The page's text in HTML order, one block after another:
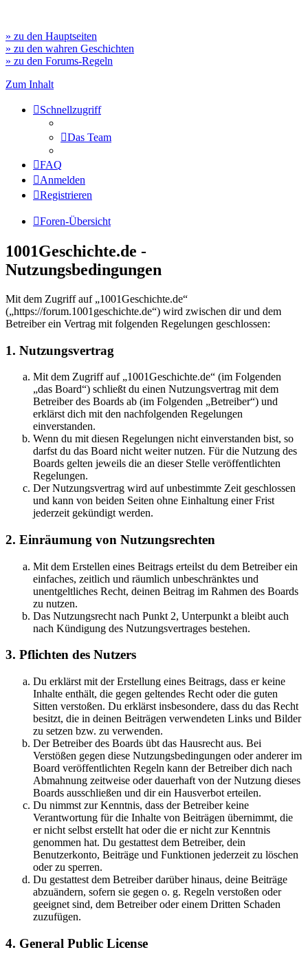
» zu den Hauptseiten
» zu den wahren Geschichten
» zu den Forums-Regeln
Zum Inhalt
Schnellzugriff
Das Team
FAQ
Anmelden
Registrieren
Foren-Übersicht
1001Geschichte.de -
Nutzungsbedingungen
Mit dem Zugriff auf „1001Geschichte.de“
(„https://forum.1001geschichte.de“) wird zwischen dir und dem
Betreiber ein Vertrag mit folgenden Regelungen geschlossen:
1. Nutzungsvertrag
Mit dem Zugriff auf „1001Geschichte.de“ (im Folgenden
„das Board“) schließt du einen Nutzungsvertrag mit dem
Betreiber des Boards ab (im Folgenden „Betreiber“) und
erklärst dich mit den nachfolgenden Regelungen
einverstanden.
Wenn du mit diesen Regelungen nicht einverstanden bist, so
darfst du das Board nicht weiter nutzen. Für die Nutzung des
Boards gelten jeweils die an dieser Stelle veröffentlichten
Regelungen.
Der Nutzungsvertrag wird auf unbestimmte Zeit geschlossen
und kann von beiden Seiten ohne Einhaltung einer Frist
jederzeit gekündigt werden.
2. Einräumung von Nutzungsrechten
Mit dem Erstellen eines Beitrags erteilst du dem Betreiber ein
einfaches, zeitlich und räumlich unbeschränktes und
unentgeltliches Recht, deinen Beitrag im Rahmen des Boards
zu nutzen.
Das Nutzungsrecht nach Punkt 2, Unterpunkt a bleibt auch
nach Kündigung des Nutzungsvertrages bestehen.
3. Pflichten des Nutzers
Du erklärst mit der Erstellung eines Beitrags, dass er keine
Inhalte enthält, die gegen geltendes Recht oder die guten
Sitten verstoßen. Du erklärst insbesondere, dass du das Recht
besitzt, die in deinen Beiträgen verwendeten Links und Bilder
zu setzen bzw. zu verwenden.
Der Betreiber des Boards übt das Hausrecht aus. Bei
Verstößen gegen diese Nutzungsbedingungen oder anderer im
Board veröffentlichten Regeln kann der Betreiber dich nach
Abmahnung zeitweise oder dauerhaft von der Nutzung dieses
Boards ausschließen und dir ein Hausverbot erteilen.
Du nimmst zur Kenntnis, dass der Betreiber keine
Verantwortung für die Inhalte von Beiträgen übernimmt, die
er nicht selbst erstellt hat oder die er nicht zur Kenntnis
genommen hat. Du gestattest dem Betreiber, dein
Benutzerkonto, Beiträge und Funktionen jederzeit zu löschen
oder zu sperren.
Du gestattest dem Betreiber darüber hinaus, deine Beiträge
abzuändern, sofern sie gegen o. g. Regeln verstoßen oder
geeignet sind, dem Betreiber oder einem Dritten Schaden
zuzufügen.
4. General Public License